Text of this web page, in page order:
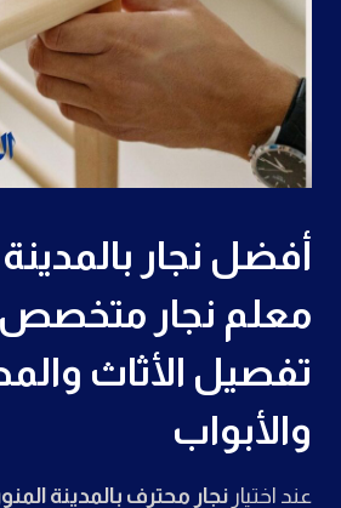
أفضل نجار
معلم نجار
تفصيل الأثاث
والأبواب
عند اختيار نجار محترف بالمدينة